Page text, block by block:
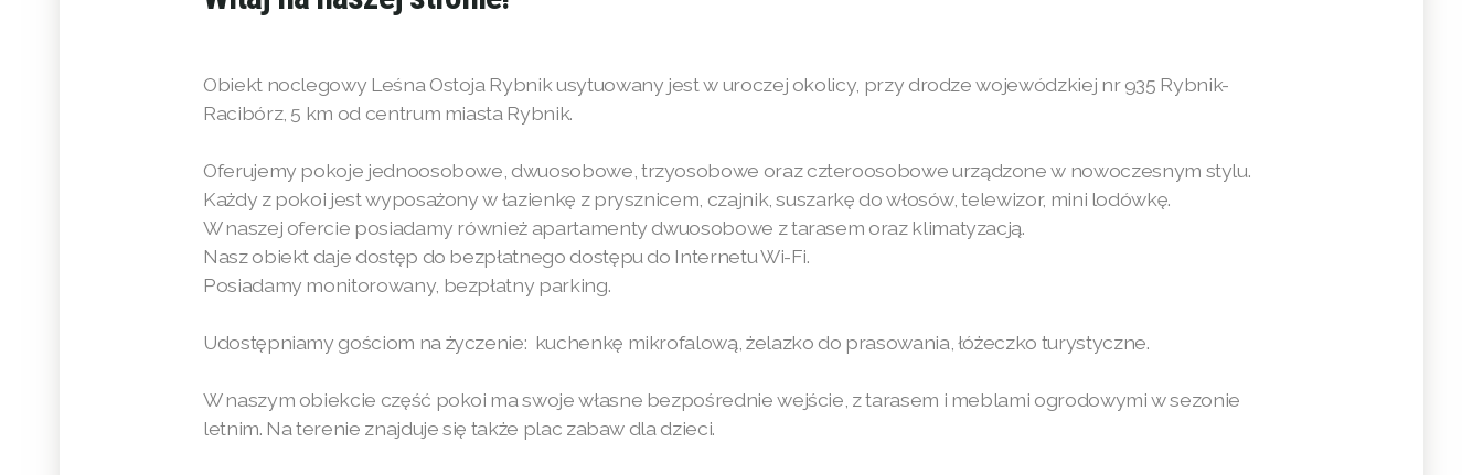
Obiekt noclegowy Leśna Ostoja Rybnik usytuowany jest w uroczej okolicy, przy drodze wojewódzkiej nr 935 Rybnik-
Racibórz, 5 km od centrum miasta Rybnik.
Oferujemy pokoje jednoosobowe, dwuosobowe, trzyosobowe oraz czteroosoboweurządzone w nowoczesnym stylu.
Każdy z pokoi jest wyposażony w łazienkę z prysznicem, czajnik, suszarkę do włosów, telewizor, mini lodówkę.
W naszej ofercie posiadamy również apartamenty dwuosobowe z tarasem oraz klimatyzacją.
Nasz obiekt daje dostęp do bezpłatnego dostępu do Internetu Wi-Fi.
Posiadamy monitorowany, bezpłatny parking.
Udostępniamy gościom na życzenie: kuchenkę mikrofalową, żelazko do prasowania, łóżeczko turystyczne.
W naszym obiekcie część pokoi ma swoje własne bezpośrednie wejście, z tarasem i meblami ogrodowymi w sezonie
letnim. Na terenie znajduje się także plac zabaw dla dzieci.